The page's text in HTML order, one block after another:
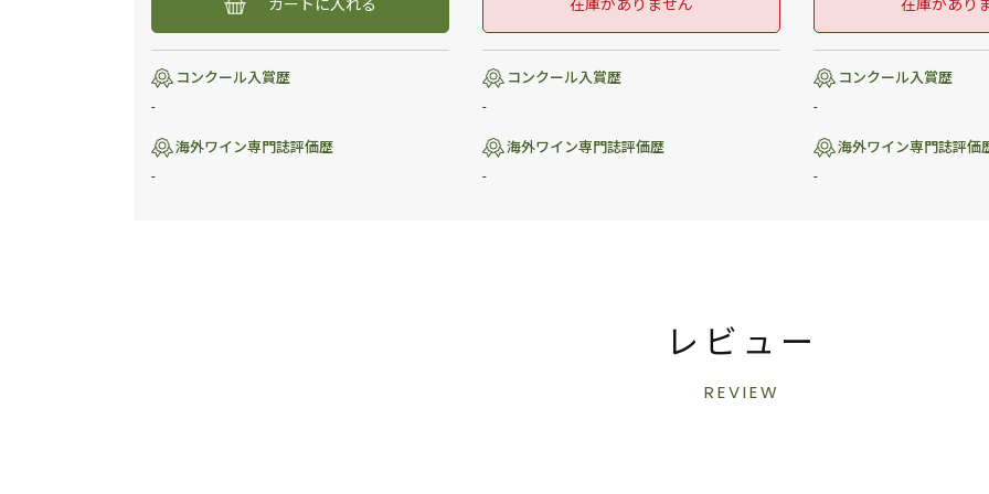
カートに入れる
コンクール入賞歴
-
海外ワイン専門誌評価歴
-
在庫がありません
コンクール入賞歴
-
海外ワイン専門誌評価歴
-
在庫があり
コンクール入賞歴
-
海外ワイン専門誌評価
-
レビュー
REVIEW